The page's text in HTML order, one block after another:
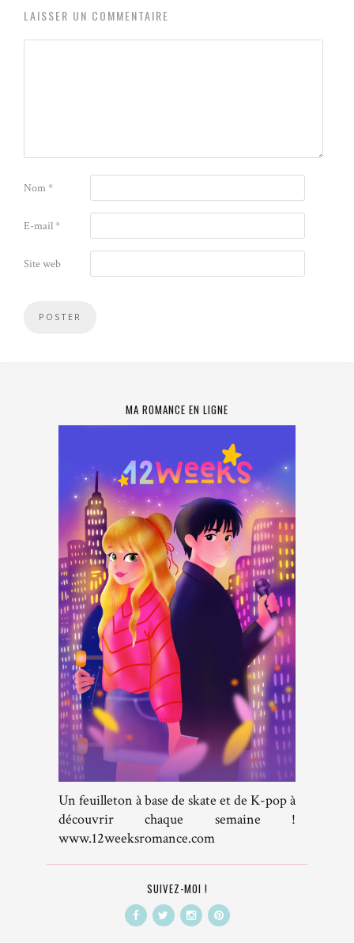
LAISSER UN COMMENTAIRE
Nom*
E-mail*
Site web
MA ROMANCE EN LIGNE
Un feuilleton à base de skate et de K-pop à
découvrir chaque semaine !
www.12weeksromance.com
SUIVEZ-MOI !